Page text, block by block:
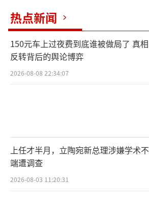
热点新闻
150元车上过夜费到底谁被做局了 真相
反转背后的舆论博弈
2026-08-08 22:34:07
上任才半月，立陶宛新总理涉嫌学术不
端遭调查
2026-08-03 11:20:31